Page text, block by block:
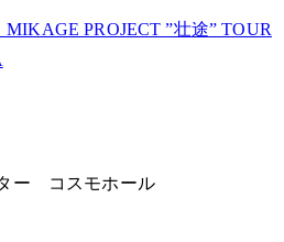
PROJECT ”壮途” TOUR
ー コスモホール